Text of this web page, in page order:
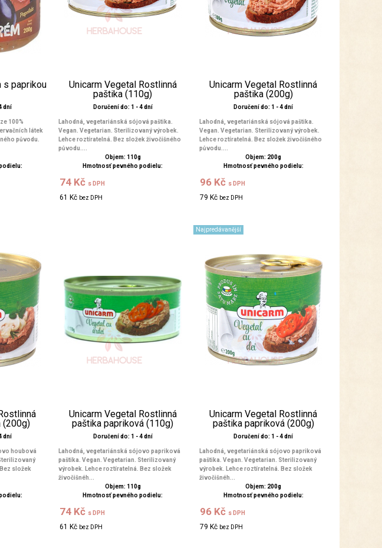
s paprikou
dní
100%
látek
původu.
Unicarm Vegetal Rostlinná
paštika (110g)
Doručení do: 1 - 4 dní
Lahodná, vegetariánská sójová paštika.
Vegan. Vegetarian. Sterilizovaný výrobek.
Lehce roztíratelná. Bez složek živočišného
původu....
Objem: 110g
Hmotnosť pevného podielu:
74 Kč s DPH
61 Kč bez DPH
Unicarm Vegetal Rostlinná
paštika (200g)
Doručení do: 1 - 4 dní
Lahodná, vegetariánská sójová paštika.
Vegan. Vegetarian. Sterilizovaný výrobek.
Lehce roztíratelná. Bez složek živočišného
původu....
Objem: 200g
Hmotnosť pevného podielu:
96 Kč s DPH
79 Kč bez DPH
(200g)
dní
houbová
složek
Unicarm Vegetal Rostlinná
paštika papriková (110g)
Doručení do: 1 - 4 dní
Lahodná, vegetariánská sójovo papriková
paštika. Vegan. Vegetarian. Sterilizovaný
výrobek. Lehce roztíratelná. Bez složek
živočišnéh...
Objem: 110g
Hmotnosť pevného podielu:
74 Kč s DPH
61 Kč bez DPH
Najpredávanější
Unicarm Vegetal Rostlinná
paštika papriková (200g)
Doručení do: 1 - 4 dní
Lahodná, vegetariánská sójovo papriková
paštika. Vegan. Vegetarian. Sterilizovaný
výrobek. Lehce roztíratelná. Bez složek
živočišnéh...
Objem: 200g
Hmotnosť pevného podielu:
96 Kč s DPH
79 Kč bez DPH